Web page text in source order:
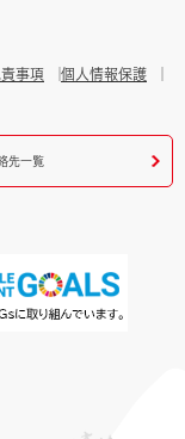
事項
個人情報保護
先一覧